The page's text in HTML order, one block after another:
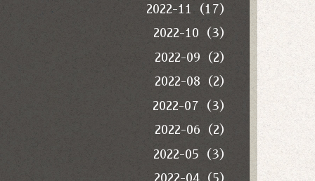
2022-11（17）
2022-10（3）
2022-09（2）
2022-08（2）
2022-07（3）
2022-06（2）
2022-05（3）
2022-04（5）